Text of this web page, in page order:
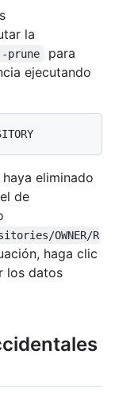
la
prune
para
ejecutando
eliminado
de
OWNER/R
haga clic
los datos